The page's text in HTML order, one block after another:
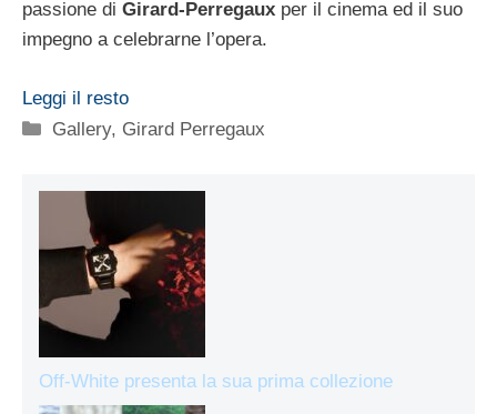
passione di Girard-Perregaux per il cinema ed il suo
impegno a celebrarne l’opera.
Leggi il resto
Categorie
Gallery, Girard Perregaux
Off-White presenta la sua prima collezione